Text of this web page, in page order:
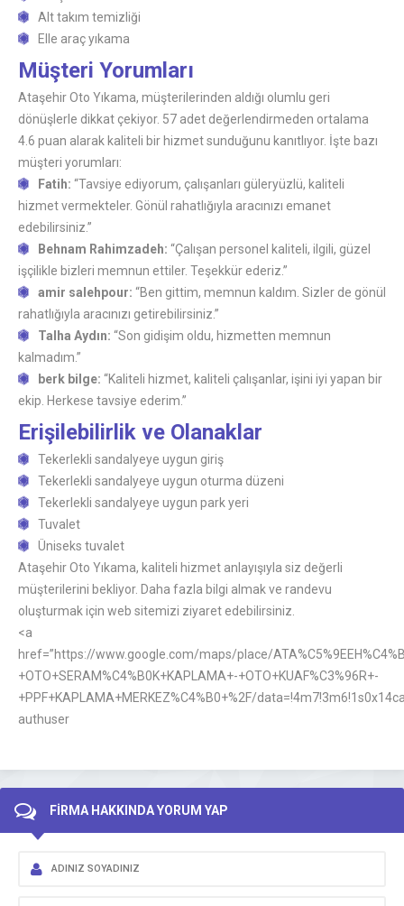
Alt takım temizliği
Elle araç yıkama
Müşteri Yorumları
Ataşehir Oto Yıkama, müşterilerinden aldığı olumlu geri
dönüşlerle dikkat çekiyor. 57 adet değerlendirmeden ortalama
4.6 puan alarak kaliteli bir hizmet sunduğunu kanıtlıyor. İşte bazı
müşteri yorumları:
Fatih: “Tavsiye ediyorum, çalışanları güleryüzlü, kaliteli
hizmet vermekteler. Gönül rahatlığıyla aracınızı emanet
edebilirsiniz.”
Behnam Rahimzadeh: “Çalışan personel kaliteli, ilgili, güzel
işçilikle bizleri memnun ettiler. Teşekkür ederiz.”
amir salehpour: “Ben gittim, memnun kaldım. Sizler de gönül
rahatlığıyla aracınızı getirebilirsiniz.”
Talha Aydın: “Son gidişim oldu, hizmetten memnun
kalmadım.”
berk bilge: “Kaliteli hizmet, kaliteli çalışanlar, işini iyi yapan bir
ekip. Herkese tavsiye ederim.”
Erişilebilirlik ve Olanaklar
Tekerlekli sandalyeye uygun giriş
Tekerlekli sandalyeye uygun oturma düzeni
Tekerlekli sandalyeye uygun park yeri
Tuvalet
Üniseks tuvalet
Ataşehir Oto Yıkama, kaliteli hizmet anlayışıyla siz değerli
müşterilerini bekliyor. Daha fazla bilgi almak ve randevu
oluşturmak için web sitemizi ziyaret edebilirsiniz.
<a
href=”https://www.google.com/maps/place/
+OTO+SERAM%C4%B0K+KAPLAMA+-+OTO+KUAF%C3%96R+-
+PPF+KAPLAMA+MERKEZ%C4%B0+%2F/
authuser
FİRMA HAKKINDA YORUM YAP